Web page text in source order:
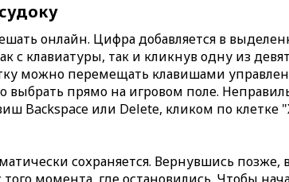
онлайн. Цифра добавляется в
с клавиатуры, так и кликнув одну из
можно перемещать клавишами
выбрать прямо на игровом поле.
Backspace или Delete, кликом по клетке
сохраняется. Вернувшись позже,